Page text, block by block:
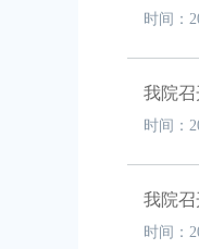
时间：
我院召
时间：
我院
时间